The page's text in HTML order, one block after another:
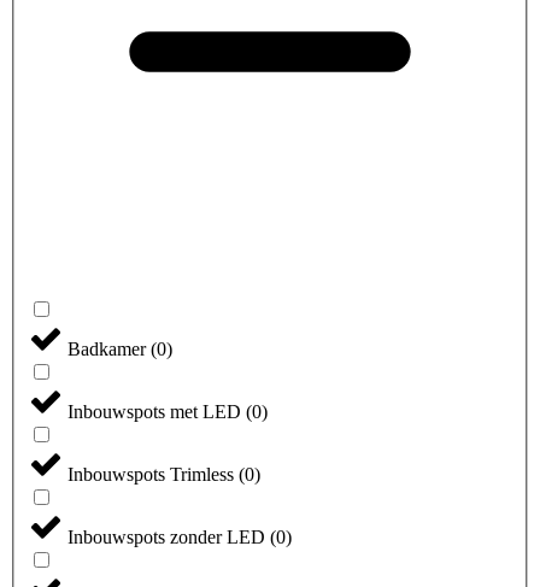
Badkamer(0)
Inbouwspots met LED (0)
Inbouwspots Trimless (0)
Inbouwspots zonder LED (0)